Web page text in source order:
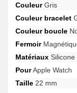
CouleurGris
Couleur bracelet
Couleur boucle
Fermoir
Matériaux Silicone
PourApple Watch
Taille 22 mm